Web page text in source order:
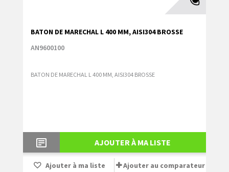
BATON DE MARECHAL L 400 MM, AISI304 BROSSE
AN9600100
BATON DE MARECHAL L 400 MM, AISI304 BROSSE
AJOUTER À MA LISTE
Ajouter à ma liste
Ajouter au comparateur